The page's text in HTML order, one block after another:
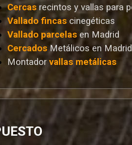
Cercas recintos y vallas para
Vallado fincas cinegéticas
Vallado parcelas en Madrid
CercadosMetálicos en Madrid
Montador vallas metálicas